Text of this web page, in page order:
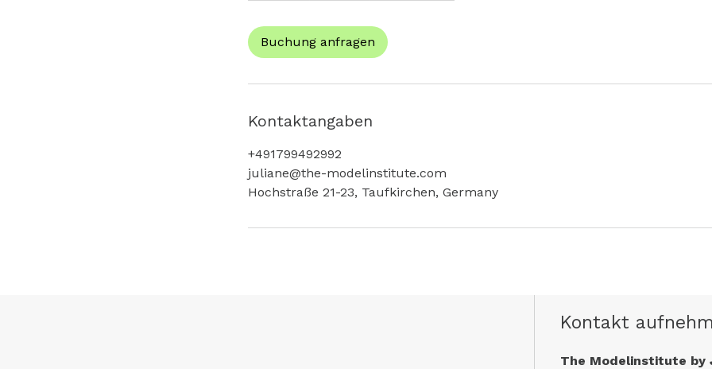
Buchung anfragen
Kontaktangaben
+491799492992
juliane@the-modelinstitute.com
Hochstraße 21-23, Taufkirchen, Germany
Kontakt
The Modelinstitute by